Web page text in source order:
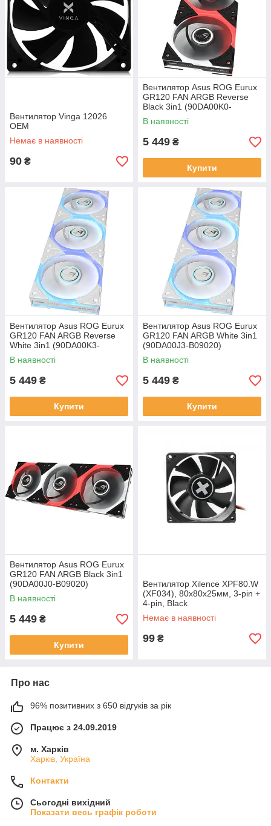
Вентилятор Vinga 12026
OEM
Немає в наявності
90 ₴
Вентилятор Asus ROG Eurux
GR120 FAN ARGB Reverse
Black 3in1 (90DA00K0-
B09020)
В наявності
5 449 ₴
Купити
Вентилятор Asus ROG Eurux
GR120 FAN ARGB Reverse
White 3in1 (90DA00K3-
B09020)
В наявності
5 449 ₴
Купити
Вентилятор Asus ROG Eurux
GR120 FAN ARGB White 3in1
(90DA00J3-B09020)
В наявності
5 449 ₴
Купити
Вентилятор Asus ROG Eurux
GR120 FAN ARGB Black 3in1
(90DA00J0-B09020)
В наявності
5 449 ₴
Купити
Вентилятор Xilence XPF80.W
(XF034), 80х80х25мм, 3-pin +
4-pin, Black
Немає в наявності
99 ₴
Про нас
96% позитивних з 650 відгуків за рік
Працює з 24.09.2019
м. Харків
Харків, Україна
Контакти
Сьогодні вихідний
Показати весь графік роботи